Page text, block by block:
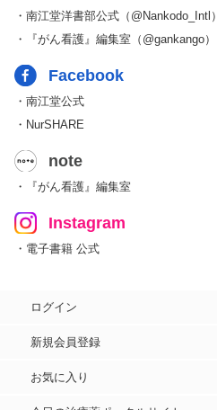
・南江堂洋書部公式（@Nankodo_Intl）
・『がん看護』編集室（@gankango）
Facebook
・南江堂公式
・NurSHARE
note
・『がん看護』編集室
Instagram
・電子書籍 公式
ログイン
新規会員登録
お気に入り